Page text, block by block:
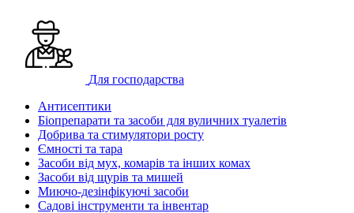
Для господарства
Антисептики
Біопрепарати та засоби для вуличних туалетів
Добрива та стимулятори росту
Ємності та тара
Засоби від мух, комарів та інших комах
Засоби від щурів та мишей
Миючо-дезінфікуючі засоби
Садові інструменти та інвентар